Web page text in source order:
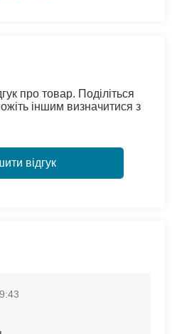
про товар. Поділіться
іншим визначитися з
відгук